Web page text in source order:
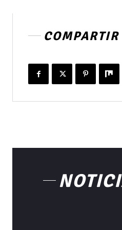
COMPARTIR